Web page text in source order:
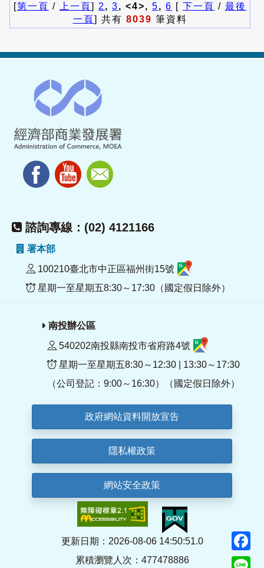
[第一頁 / 上一頁] 2 , 3, <4>, 5, 6 [ 下一頁 / 最後
一頁] 共有 8039 筆資料
諮詢專線：(02) 4121166
署本部
100210臺北市中正區福州街15號
星期一至星期五8:30～17:30（國定假日除外）
南投辦公區
540202南投縣南投市省府路4號
星期一至星期五8:30～12:30 | 13:30～17:30
（公司登記：9:00～16:30）（國定假日除外）
政府網站資料開放宣告
隱私權政策
網站安全政策
更新日期：2026-08-06 14:50:51.0
累積瀏覽人次：477478886